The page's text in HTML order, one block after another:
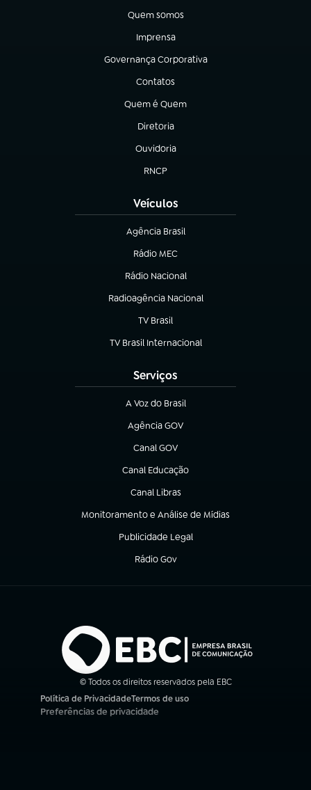
Quem somos
(abre em nova aba)
Imprensa
(abre em nova aba)
Governança Corporativa
(abre em nova aba)
Contatos
(abre em nova aba)
Quem é Quem
(abre em nova aba)
Diretoria
(abre em nova aba)
Ouvidoria
(abre em nova aba)
RNCP
(abre em nova aba)
Veículos
Agência Brasil
(abre em nova aba)
Rádio MEC
Rádio Nacional
(abre em nova aba)
Radioagência Nacional
(abre em nova aba)
TV Brasil
(abre em nova aba)
TV Brasil Internacional
(abre em nova aba)
Serviços
A Voz do Brasil
(abre em nova aba)
Agência GOV
(abre em nova aba)
Canal GOV
(abre em nova aba)
Canal Educação
(abre em nova aba)
Canal Libras
(abre em nova aba)
Monitoramento e Análise de Mídias
(abre em nova aba)
Publicidade Legal
(abre em nova aba)
Rádio Gov
(abre em nova aba)
© Todos os direitos reservados pela EBC
Política de Privacidade
(abre em nova aba)
Termos de uso
(abre em nova aba)
Preferências de privacidade